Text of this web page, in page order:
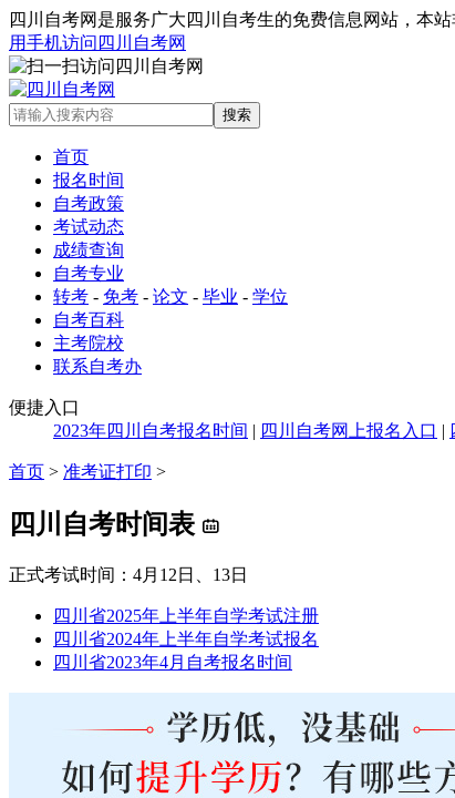
四川自考网是服务广大四川自考生的免费信息网站，本
用手机访问四川自考网
首页
报名时间
自考政策
考试动态
成绩查询
自考专业
转考 - 免考 - 论文 - 毕业 - 学位
自考百科
主考院校
联系自考办
便捷入口
2023年四川自考报名时间 | 四川自考网上报名入口 |
首页 > 准考证打印 >
四川自考时间表
正式考试时间：4月12日、13日
四川省2025年上半年自学考试注册
四川省2024年上半年自学考试报名
四川省2023年4月自考报名时间